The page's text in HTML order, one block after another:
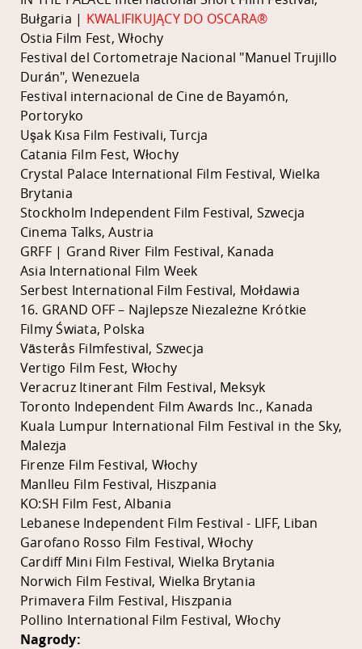
Bułgaria | KWALIFIKUJĄCY DO OSCARA®
Ostia Film Fest, Włochy
Festival del Cortometraje Nacional "Manuel Trujillo
Durán", Wenezuela
Festival internacional de Cine de Bayamón,
Portoryko
Uşak Kısa Film Festivali, Turcja
Catania Film Fest, Włochy
Crystal Palace International Film Festival, Wielka
Brytania
Stockholm Independent Film Festival, Szwecja
Cinema Talks, Austria
GRFF | Grand River Film Festival, Kanada
Asia International Film Week
Serbest International Film Festival, Mołdawia
16. GRAND OFF – Najlepsze Niezależne Krótkie
Filmy Świata, Polska
Västerås Filmfestival, Szwecja
Vertigo Film Fest, Włochy
Veracruz Itinerant Film Festival, Meksyk
Toronto Independent Film Awards Inc., Kanada
Kuala Lumpur International Film Festival in the Sky,
Malezja
Firenze Film Festival, Włochy
Manlleu Film Festival, Hiszpania
KO:SH Film Fest, Albania
Lebanese Independent Film Festival - LIFF, Liban
Garofano Rosso Film Festival, Włochy
Cardiff Mini Film Festival, Wielka Brytania
Norwich Film Festival, Wielka Brytania
Primavera Film Festival, Hiszpania
Pollino International Film Festival, Włochy
Nagrody: